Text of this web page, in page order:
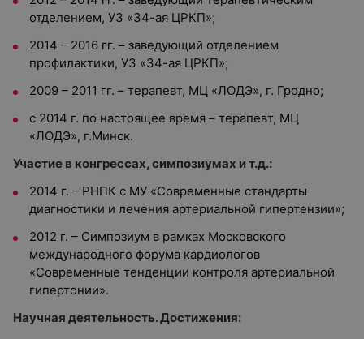
отделением, УЗ «34-ая ЦРКП»;
2014 – 2016 гг. – заведующий отделением
профилактики, УЗ «34-ая ЦРКП»;
2009 – 2011 гг. – терапевт, МЦ «ЛОДЭ», г. Гродно;
с 2014 г. по настоящее время – терапевт, МЦ
«ЛОДЭ», г.Минск.
Участие в конгрессах, симпозиумах и т.д.:
2014 г. – РНПК с МУ «Современные стандарты
диагностики и лечения артериальной гипертензии»;
2012 г. – Симпозиум в рамках Московского
международного форума кардиологов
«Современные тенденции контроля артериальной
гипертонии».
Научная деятельность. Достижения: